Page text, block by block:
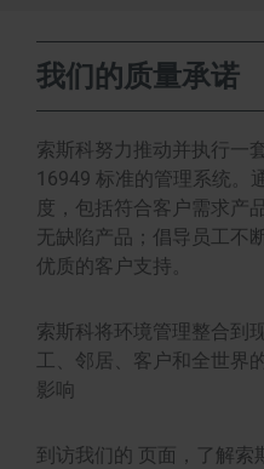
我们的质量承诺
索斯科努力推动并执行一
16949 标准的管理系统。
度，包括符合客户需求产
无缺陷产品；倡导员工不
优质的客户支持。
索斯科将环境管理整合到
工、邻居、客户和全世界
影响
到访我们的 页面，了解索